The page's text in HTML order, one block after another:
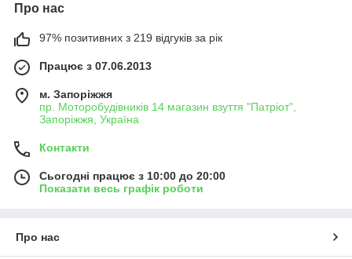
Про нас
97% позитивних з 219 відгуків за рік
Працює з 07.06.2013
м. Запоріжжя
пр. Моторобудівників 14 магазин взуття "Патріот",
Запоріжжя, Україна
Контакти
Сьогодні працює з 10:00 до 20:00
Показати весь графік роботи
Про нас